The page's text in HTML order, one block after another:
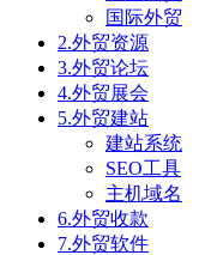
国际外贸
2.外贸资源
3.外贸论坛
4.外贸展会
5.外贸建站
建站系统
SEO工具
主机域名
6.外贸收款
7.外贸软件